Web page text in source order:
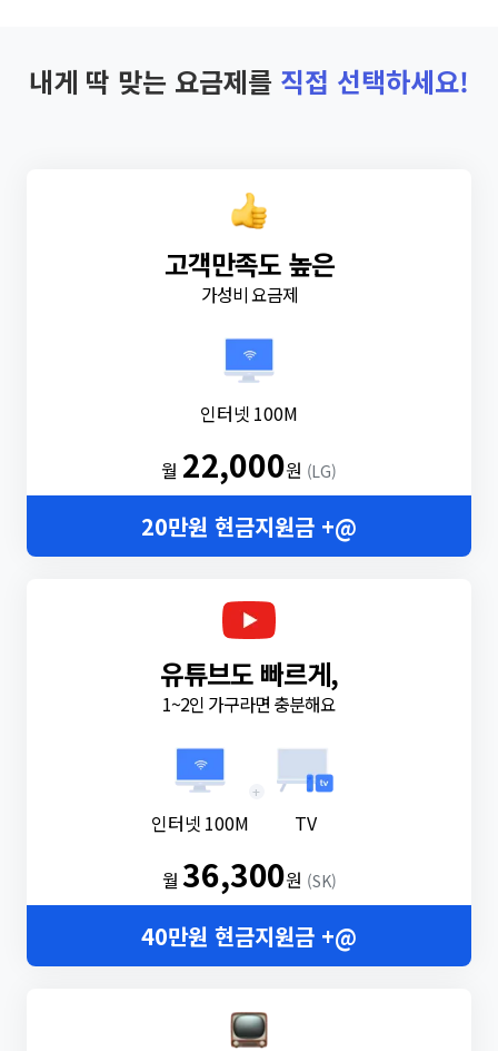
내게 딱 맞는 요금제를 직접 선택하세요!
고객만족도 높은
가성비 요금제
인터넷 100M
월 22,000원 (LG)
20만원 현금지원금 +@
유튜브도 빠르게,
1~2인 가구라면 충분해요
인터넷 100M
+
TV
월36,300원 (SK)
40만원 현금지원금 +@